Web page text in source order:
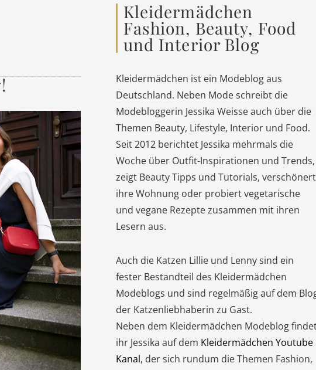
Kleidermädchen
Fashion, Beauty, Food
und Interior Blog
Kleidermädchen ist ein Modeblog aus
Deutschland. Neben Mode schreibt die
Modebloggerin Jessika Weisse auch über die
Themen Beauty, Lifestyle, Interior und Food.
Seit 2012 berichtet Jessika mehrmals die
Woche über Outfit-Inspirationen und Trends,
zeigt Beauty Tipps und Tutorials, verschönert
ihre Wohnung oder probiert vegetarische
und vegane Rezepte zusammen mit ihren
Lesern aus.
Auch die Katzen Lillie und Lenny sind ein
fester Bestandteil des Kleidermädchen
Modeblogs und sind regelmäßig auf dem
der Katzenliebhaberin zu Gast.
Neben dem Kleidermädchen Modeblog
ihr Jessika auf dem Kleidermädchen Youtube
Kanal, der sich rundum die Themen Fashion,